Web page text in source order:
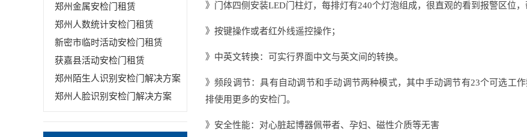
郑州金属安检门租赁
郑州人数统计安检门租赁
新密市临时活动安检门租赁
获嘉县活动安检门租赁
郑州陌生人识别安检门解决方案
郑州人脸识别安检门解决方案
》门体四侧安装LED门柱灯，每排灯有240个灯泡组成，很直观的看到报警区位
》按键操作或者红外线遥控操作；
》中英文转换：可实行界面中文与英文间的转换。
》频段调节：具有自动调节和手动调节两种模式，其中手动调节有23个可选工
排使用更多的安检门。
》安全性能：对心脏起博器佩带者、孕妇、磁性介质等无害